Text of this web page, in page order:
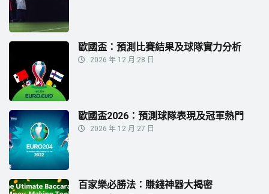
歐國盃：預測比賽結果及球隊實力分析
2026 年 12 月 28 日
歐國盃2026：預測球隊表現及冠軍熱門
2026 年 12 月 27 日
百家樂必勝法：賺錢神器大揭密